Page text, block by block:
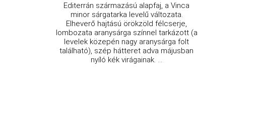
Editerrán származású alapfaj, a Vinca
minor sárgatarka levelű változata.
Elheverő hajtású örökzöld félcserje,
lombozata aranysárga színnel tarkázott (a
levelek közepén nagy aranysárga folt
található), szép hátteret adva májusban
nyíló kék virágainak. ...